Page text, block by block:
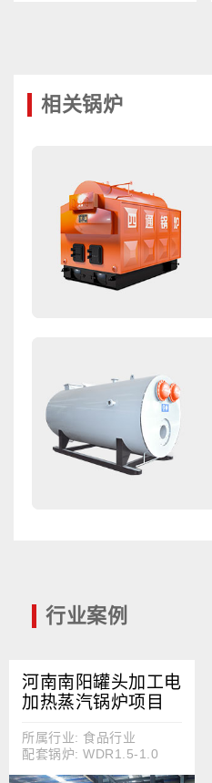
相关锅炉
行业案例
河南南阳罐头加工电
加热蒸汽锅炉项目
所属行业: 食品行业
配套锅炉: WDR1.5-1.0